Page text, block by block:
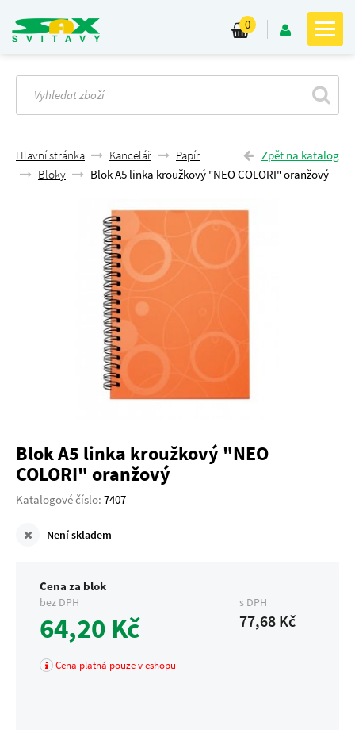
0
Zpět na katalog
Hlavní stránka Kancelář
Papír
Bloky
Blok A5 linka kroužkový "NEO COLORI" oranžový
Blok A5 linka kroužkový "NEO
COLORI" oranžový
Katalogové číslo: 7407
Není skladem
Cena za blok
bez DPH
64,20 Kč
s DPH
77,68 Kč
Cena platná pouze v eshopu